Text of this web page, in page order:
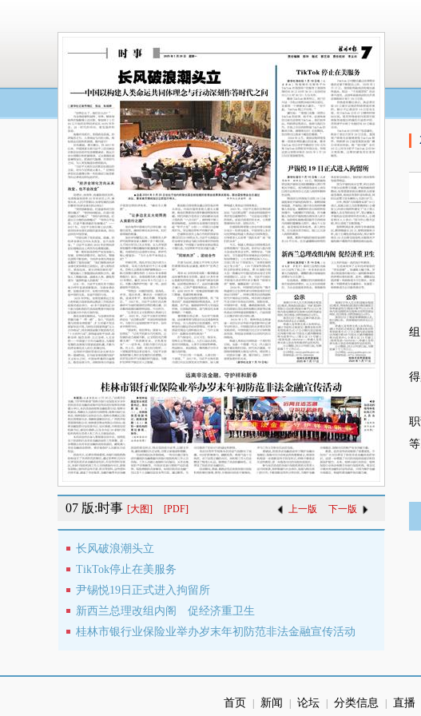
07 版:时事 [大图] [PDF] 上一版 下一版
长风破浪潮头立
TikTok停止在美服务
尹锡悦19日正式进入拘留所
新西兰总理改组内阁 促经济重卫生
桂林市银行业保险业举办岁末年初防范非法金融宣传活动
等
首页 新闻 论坛 分类信息 直播